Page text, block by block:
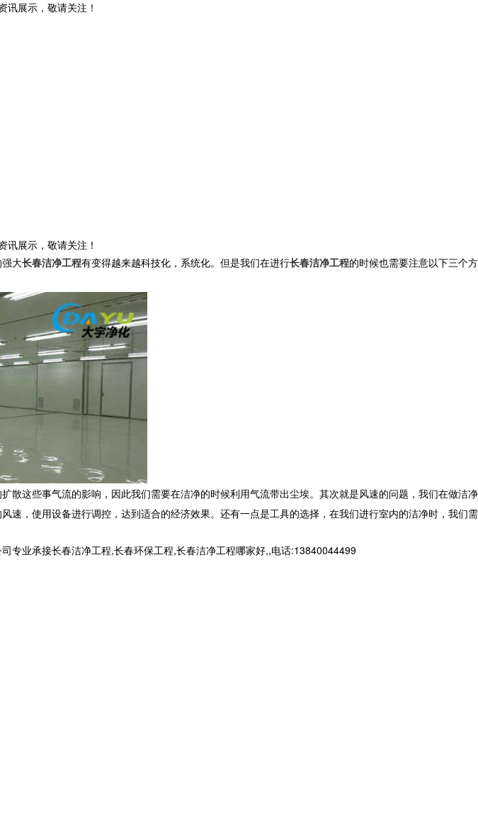
讯展示，敬请关注！
讯展示，敬请关注！
大长春洁净工程有变得越来越科技化，系统化。但是我们在进行长春洁净工程的时候也需要注意以下三个方
这些事气流的影响，因此我们需要在洁净的时候利用气流带出尘埃。其次就是风速的问题，我们在做洁净
，使用设备进行调控，达到适合的经济效果。还有一点是工具的选择，在我们进行室内的洁净时，我们需
专业承接长春洁净工程,长春环保工程,长春洁净工程哪家好,,电话:13840044499